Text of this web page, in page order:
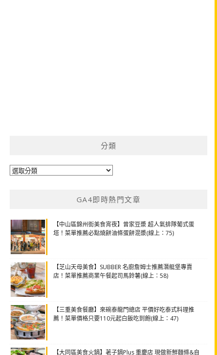
分類
分
GA4即時熱門文章
【中山區錦州街美食宵夜】曾家豆漿 超人氣排隊葡式蛋
塔！菜單推薦必點燒餅油條蛋餅混漿(線上：75)
【芝山天母美食】SUBBER 名廚詹姆士推薦潛艇堡專賣
店！菜單推薦商業午餐起司馬鈴薯(線上：58)
【三重美食餐廳】來碗泰龍門總店 平價好吃泰式料理推
薦！菜單價格只要110元起白飯吃到飽(線上：47)
【大同區美食火鍋】荖子鍋Plus 重慶店 現做新鮮麵條&自